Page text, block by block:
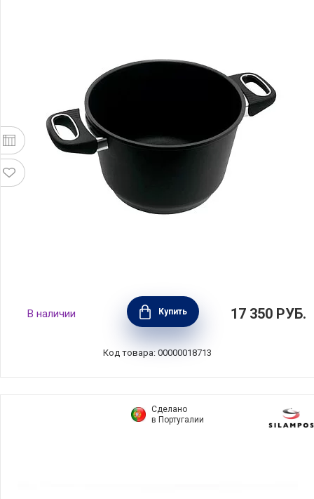
Кастрюля 2,5 л с антипригарным покрытием
диаметр 20 см, литой алюминий, Gastrolux,
Дания, A250
В наличии Купить 17 350 РУБ.
Код товара: 00000018713
Сделано
в Португалии